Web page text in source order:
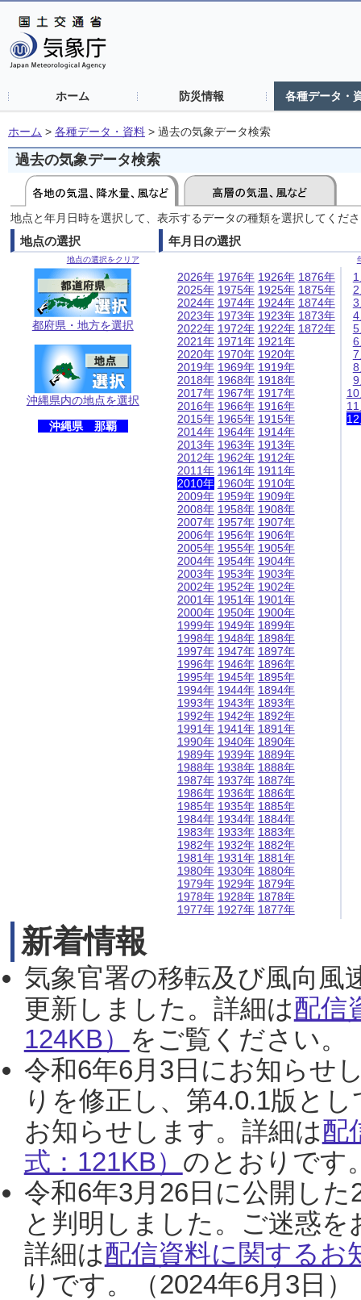
ホーム 防災情報 各種データ・
ホーム > 各種データ・資料 > 過去の気象データ検索
過去の気象データ検索
地点と年月日時を選択して、表示するデータの種類を選択してくだ
地点の選択
地点の選択をクリア
都府県・地方を選択
沖縄県内の地点を選択
沖縄県 那覇
年月日の選択
2026年
2025年
2024年
2023年
2022年
2021年
2020年
2019年
2018年
2017年
2016年
2015年
2014年
2013年
2012年
2011年
2010年
2009年
2008年
2007年
2006年
2005年
2004年
2003年
2002年
2001年
2000年
1999年
1998年
1997年
1996年
1995年
1994年
1993年
1992年
1991年
1990年
1989年
1988年
1987年
1986年
1985年
1984年
1983年
1982年
1981年
1980年
1979年
1978年
1977年
1976年
1975年
1974年
1973年
1972年
1971年
1970年
1969年
1968年
1967年
1966年
1965年
1964年
1963年
1962年
1961年
1960年
1959年
1958年
1957年
1956年
1955年
1954年
1953年
1952年
1951年
1950年
1949年
1948年
1947年
1946年
1945年
1944年
1943年
1942年
1941年
1940年
1939年
1938年
1937年
1936年
1935年
1934年
1933年
1932年
1931年
1930年
1929年
1928年
1927年
1926年
1925年
1924年
1923年
1922年
1921年
1920年
1919年
1918年
1917年
1916年
1915年
1914年
1913年
1912年
1911年
1910年
1909年
1908年
1907年
1906年
1905年
1904年
1903年
1902年
1901年
1900年
1899年
1898年
1897年
1896年
1895年
1894年
1893年
1892年
1891年
1890年
1889年
1888年
1887年
1886年
1885年
1884年
1883年
1882年
1881年
1880年
1879年
1878年
1877年
1876年
1875年
1874年
1873年
1872年
新着情報
気象官署の移転及び風向風
更新しました。詳細は配信
124KB） をご覧ください。
令和6年6月3日にお知らせ
りを修正し、第4.0.1版と
お知らせします。詳細は配
式：121KB） のとおりです
令和6年3月26日に公開し
と判明しました。ご迷惑
詳細は配信資料に関するお
りです。（2024年6月3日）